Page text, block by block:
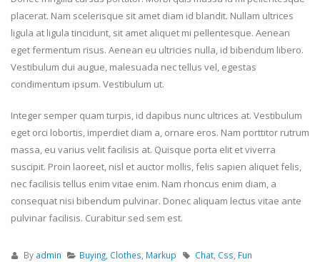
placerat. Nam scelerisque sit amet diam id blandit. Nullam ultrices
ligula at ligula tincidunt, sit amet aliquet mi pellentesque. Aenean
eget fermentum risus. Aenean eu ultricies nulla, id bibendum libero.
Vestibulum dui augue, malesuada nec tellus vel, egestas
condimentum ipsum. Vestibulum ut.
Integer semper quam turpis, id dapibus nunc ultrices at. Vestibulum
eget orci lobortis, imperdiet diam a, ornare eros. Nam porttitor rutrum
massa, eu varius velit facilisis at. Quisque porta elit et viverra
suscipit. Proin laoreet, nisl et auctor mollis, felis sapien aliquet felis,
nec facilisis tellus enim vitae enim. Nam rhoncus enim diam, a
consequat nisi bibendum pulvinar. Donec aliquam lectus vitae ante
pulvinar facilisis. Curabitur sed sem est.
By admin Buying Clothes Markup Chat Css Fun